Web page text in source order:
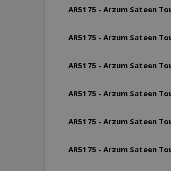
AR5175 - Arzum Sateen
AR5175 - Arzum Sateen
AR5175 - Arzum Sateen
AR5175 - Arzum Sateen
AR5175 - Arzum Sateen
AR5175 - Arzum Sateen